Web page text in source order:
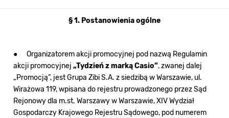
§ 1. Postanowienia ogólne
● Organizatorem akcji promocyjnej pod nazwą Regulamin
akcji promocyjnej „Tydzień z marką Casio”, zwanej dalej
„Promocją”, jest Grupa Zibi S.A. z siedzibą w Warszawie, ul.
Wirażowa 119, wpisana do rejestru prowadzonego przez Sąd
Rejonowy dla m.st. Warszawy w Warszawie, XIV Wydział
Gospodarczy Krajowego Rejestru Sądowego, pod numerem